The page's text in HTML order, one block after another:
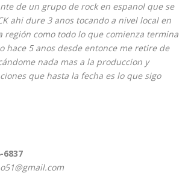
de un grupo de rock en espanol que se
ahi dure 3 anos tocando a nivel local en
región como todo lo que comienza termina
hace 5 anos desde entonce me retire de
nada mas a la produccion y
que hasta la fecha es lo que sigo
6837